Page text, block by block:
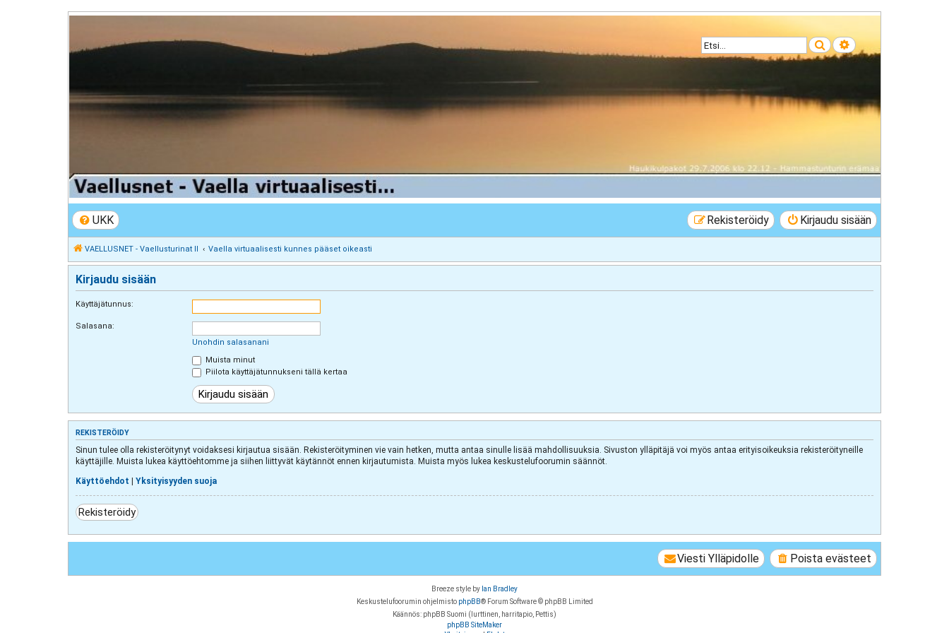
Etsi Tarkennettu haku
VAELLUSNET - Vaellusturinat II
Keskustelua vaeltamisesta ja Lapista
UKK Kirjaudu sisään
Rekisteröidy
VAELLUSNET - Vaellusturinat II Vaella virtuaalisesti kunnes pääset oikeasti
Kirjaudu sisään
Käyttäjätunnus:
Salasana:
Unohdin salasanani
Muista minut
Piilota käyttäjätunnukseni tällä kertaa
REKISTERÖIDY
Sinun tulee olla rekisteröitynyt voidaksesi kirjautua sisään. Rekisteröityminen vie vain hetken, mutta antaa sinulle lisää mahdollisuuksia. Sivuston ylläpitäjä voi myös antaa erityisoikeuksia rekisteröityneille
käyttäjille. Muista lukea käyttöehtomme ja siihen liittyvät käytännöt ennen kirjautumista. Muista myös lukea keskustelufoorumin säännöt.
Käyttöehdot | Yksityisyyden suoja
Rekisteröidy
Poista evästeet
Viesti Ylläpidolle
Breeze style by Ian Bradley
Keskustelufoorumin ohjelmisto phpBB® Forum Software © phpBB Limited
Käännös: phpBB Suomi (lurttinen, harritapio, Pettis)
phpBB SiteMaker